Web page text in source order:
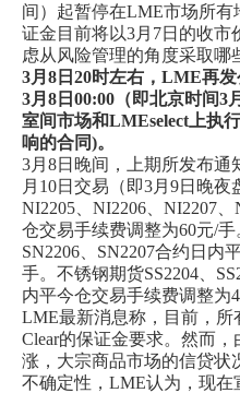
党建工作
企业文化
《资源再生》杂志
行情报价
数字报
间）起暂停在LME市场所
证金目前将以3月7日的收市
虑从风险管理的角度采取哪
3月8日20时左右，LME再
3月8日00:00（即北京时间3
室间市场和LMEselect上执
响的合同)。
3月8日晚间，上期所发布通
月10日交易（即3月9日晚夜
NI2205、NI2206、NI2207
仓交易手续费调整为60元/手
SN2206、SN2207合约日内
手。不锈钢期货SS2204、
内平今仓交易手续费调整为
LME最新消息称，目前，
Clear的保证金要求。然而
涨，大宗商品市场的信贷状
不确定性，LME认为，现在